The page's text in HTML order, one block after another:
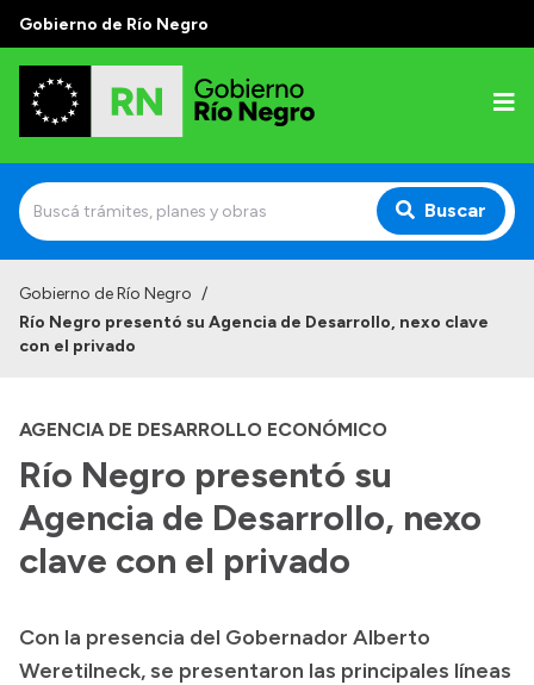
Gobierno de Río Negro
Buscar
Autoridades
Autoridades y Organismos
Discursos en la Legislatura
Casa de Gobierno
Acerca de Río Negro
Geografía
Gobierno de Río Negro /
Río Negro presentó su Agencia de Desarrollo, nexo clave
con el privado
AGENCIA DE DESARROLLO ECONÓMICO
Río Negro presentó su
Agencia de Desarrollo, nexo
clave con el privado
Con la presencia del Gobernador Alberto
Weretilneck, se presentaron las principales líneas